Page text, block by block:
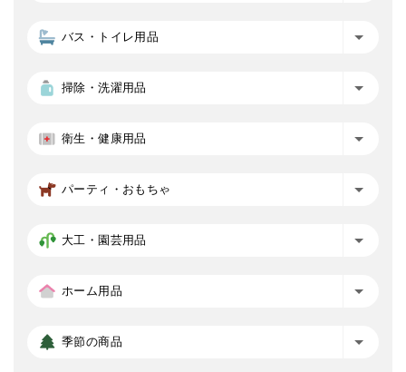
バス・トイレ用品
掃除・洗濯用品
衛生・健康用品
パーティ・おもちゃ
大工・園芸用品
ホーム用品
季節の商品